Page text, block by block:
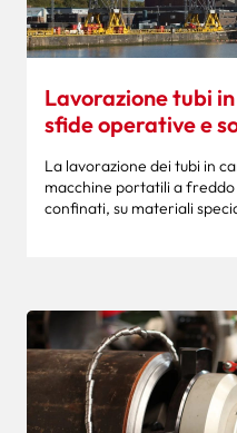
Lavorazione tubi
sfide operative e
La lavorazione dei tubi in
macchine portatili a
confinati, su materiali